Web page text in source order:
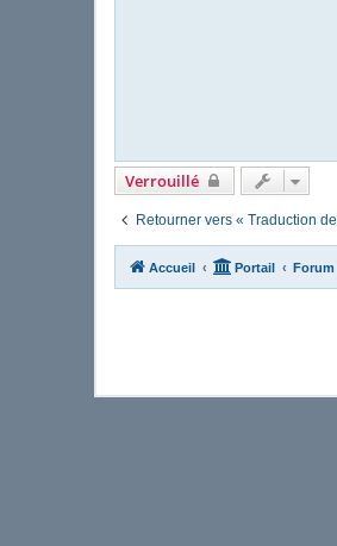
Verrouillé
Retourner vers « Traduction
Accueil Portail Forum